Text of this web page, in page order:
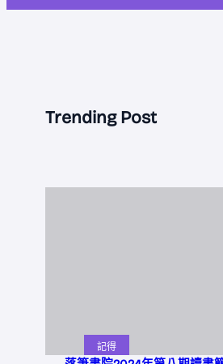
Trending Post
記得